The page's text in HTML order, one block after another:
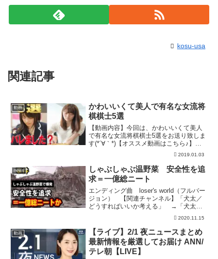
kosu-usa
関連記事
動画
かわいいくて美人で有名な女流将
棋棋士5選
【動画内容】今回は、かわいいくて美人
で有名な女流将棋棋士5選をお送り致しま
す(*´∀｀*)【オススメ動画はこちら♪】☆
実は血縁関係だった意外な有名人5選☆長
☆超人気 最新動画#最新！裏芸能ニュー
ス...
2019.01.03
news
しゃぶしゃぶ温野菜 安全性を追
求＝一億総ニート
エンディング曲 loser's world（フルバー
ジョン） 【関連チャンネル】「犬太／
どうすればいいか考える」 →「犬太の
ツッコミゲーム実況」 → 「犬太の窮
状脱却チャンネル」 → あいぽんさん
のしゃぶしゃぶ動画：問題ある場合、削
除依頼等...
2020.11.15
動画
【ライブ】2/1 夜ニュースまとめ
最新情報を厳選してお届け ANN/
テレ朝【LIVE】